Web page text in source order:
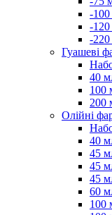
-100
-120
-220
Гуашеві
40
100
200
Олійні
40
45
45
45
60
100